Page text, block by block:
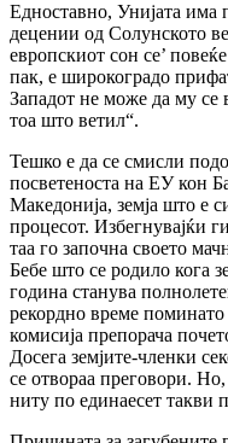
Едноставно, Унијата има
децении од Солунското
европскиот сон се’
пак, е широкоградо
Западот не може да му се
тоа што ветил“.
Тешко е да се смисли
посветеноста на ЕУ кон
Македонија, земја што е
процесот. Избегнувајќи
таа го започна своето
Бебе што се родило кога
година станува
рекордно време
комисија препорача
Досега земјите-членки
се отвораа преговори.
ниту по единаесет такви